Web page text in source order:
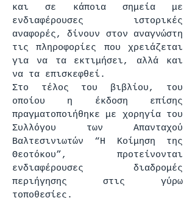
και σε κάποια σημεία με
ενδιαφέρουσες ιστορικές
αναφορές, δίνουν στον αναγνώστη
τις πληροφορίες που χρειάζεται
για να τα εκτιμήσει, αλλά και
να τα επισκεφθεί.
Στο τέλος του βιβλίου, του
οποίου η έκδοση επίσης
πραγματοποιήθηκε με χορηγία του
Συλλόγου των Απανταχού
Βαλτεσινιωτών “Η Κοίμηση της
Θεοτόκου”, προτείνονται
ενδιαφέρουσες διαδρομές
περιήγησης στις γύρω
τοποθεσίες.